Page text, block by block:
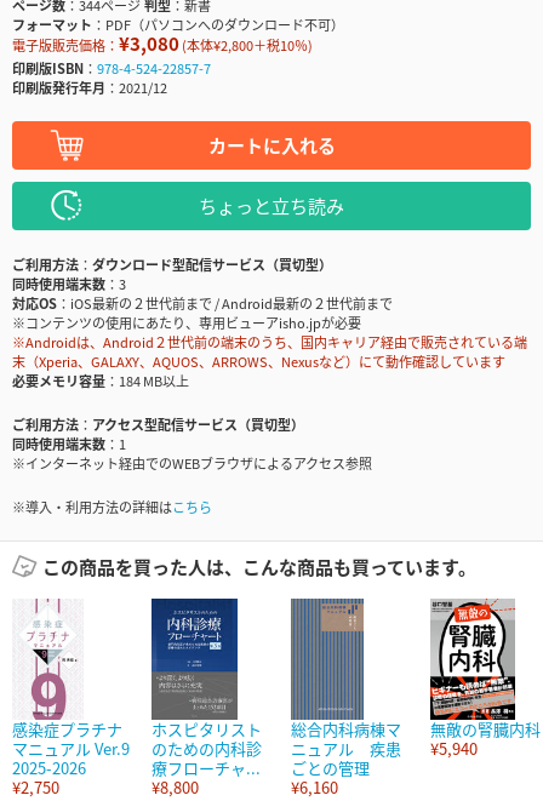
ページ数
344ページ判型
新書
フォーマット
PDF（パソコンへのダウンロード不可）
電子版販売価格： ¥3,080(本体¥2,800＋税10％)
印刷版ISBN
978-4-524-22857-7
印刷版発行年月
2021/12
カートに入れる
ちょっと立ち読み
ご利用方法
ダウンロード型配信サービス（買切型）
同時使用端末数
3
対応OS
iOS最新の２世代前まで / Android最新の２世代前まで
※コンテンツの使用にあたり、専用ビューアisho.jpが必要
※Androidは、Android２世代前の端末のうち、国内キャリア経由で販売されている端
末（Xperia、GALAXY、AQUOS、ARROWS、Nexusなど）にて動作確認しています
必要メモリ容量
184 MB以上
ご利用方法
アクセス型配信サービス（買切型）
同時使用端末数
1
※インターネット経由でのWEBブラウザによるアクセス参照
※導入・利用方法の詳細はこちら
この商品を買った人は、こんな商品も買っています。
感染症プラチナ
マニュアル Ver.9
2025-2026
¥2,750
ホスピタリスト
のための内科診
療フローチャ...
¥8,800
総合内科病棟マ
ニュアル 疾患
ごとの管理
¥6,160
無敵の腎臓内科
¥5,940